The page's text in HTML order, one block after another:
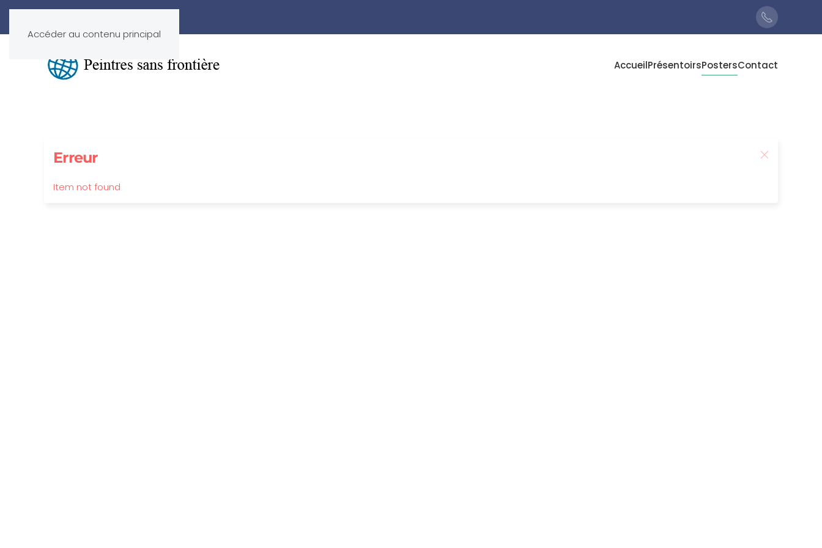
Accéder au contenu principal
AccueilPrésentoirsPostersContact
Erreur
Item not found